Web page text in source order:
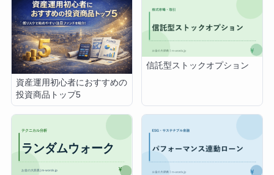
資産運用初心者におすすめの
投資商品トップ5
信託型ストックオプション